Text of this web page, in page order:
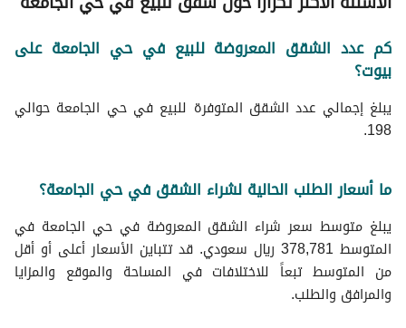
كم عدد الشقق المعروضة للبيع في حي الجامعة على
بيوت؟
يبلغ إجمالي عدد الشقق المتوفرة للبيع في حي الجامعة حوالي
198.
ما أسعار الطلب الحالية لشراء الشقق في حي الجامعة؟
يبلغ متوسط سعر شراء الشقق المعروضة في حي الجامعة في
المتوسط 378,781 ريال سعودي. قد تتباين الأسعار أعلى أو أقل
من المتوسط تبعاً للاختلافات في المساحة والموقع والمزايا
والمرافق والطلب.